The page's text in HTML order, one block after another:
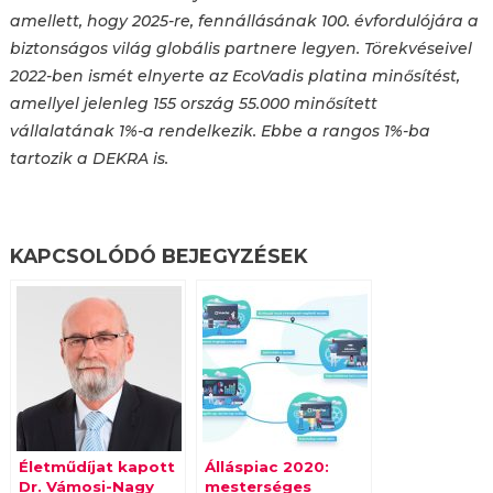
amellett, hogy 2025-re, fennállásának 100. évfordulójára a
biztonságos világ globális partnere legyen. Törekvéseivel
2022-ben ismét elnyerte az EcoVadis platina minősítést,
amellyel jelenleg 155 ország 55.000 minősített
vállalatának 1%-a rendelkezik. Ebbe a rangos 1%-ba
tartozik a DEKRA is.
KAPCSOLÓDÓ BEJEGYZÉSEK
Életműdíjat kapott
Dr. Vámosi-Nagy
Álláspiac 2020:
mesterséges